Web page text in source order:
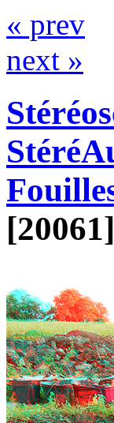
« prev
next »
[20061]